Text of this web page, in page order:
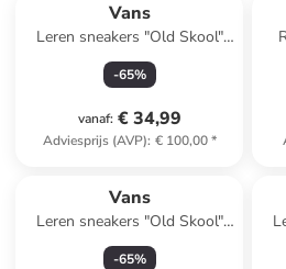
Vans
Leren sneakers "Old Skool"
oranje/rood
-65%
vanaf: € 34,99
Adviesprijs (AVP): € 100,00*
Vans
Leren sneakers "Old Skool"
lichtbruin
-65%